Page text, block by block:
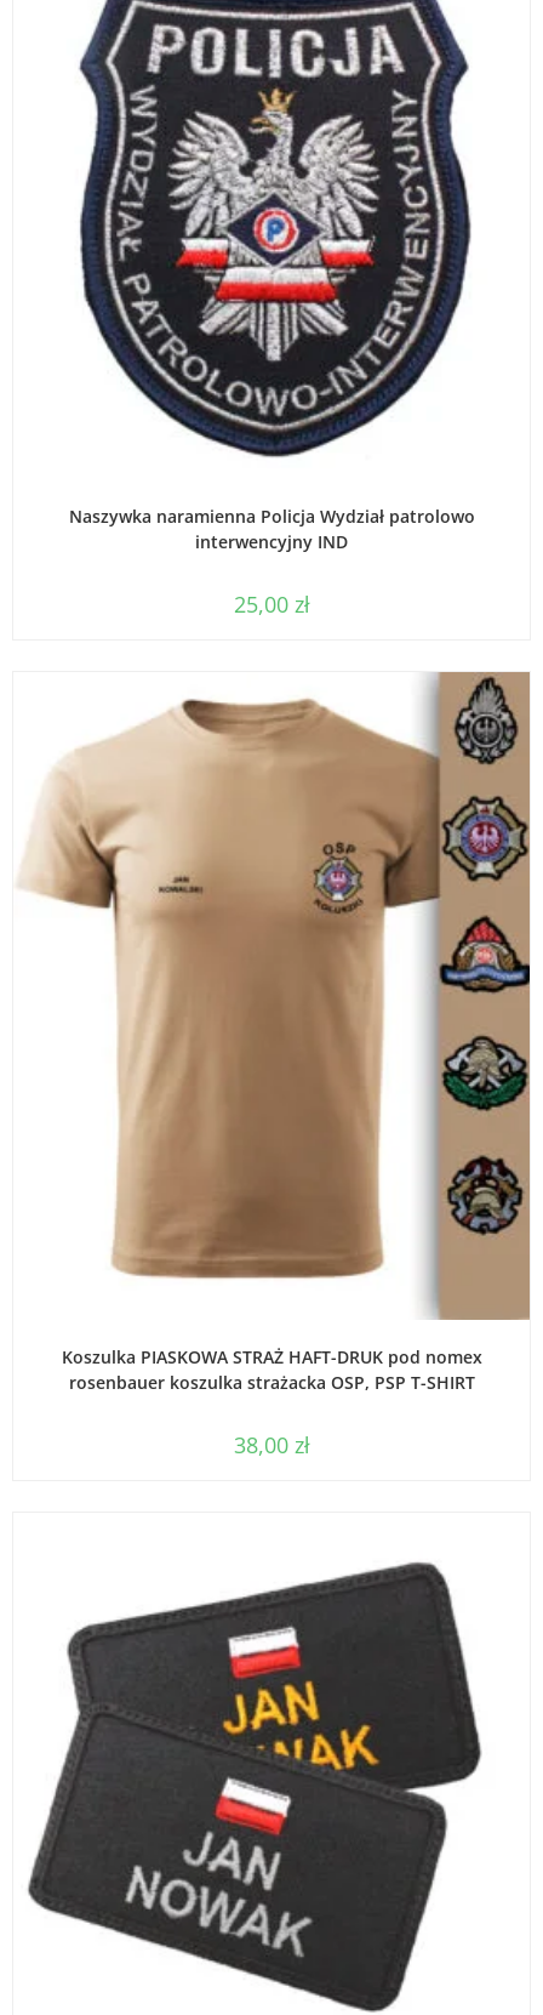
Naszywka naramienna Policja Wydział patrolowo
interwencyjny IND
25,00 zł
WYBIERZ OPCJE
Koszulka PIASKOWA STRAŻ HAFT-DRUK pod nomex
rosenbauer koszulka strażacka OSP, PSP T-SHIRT
38,00 zł